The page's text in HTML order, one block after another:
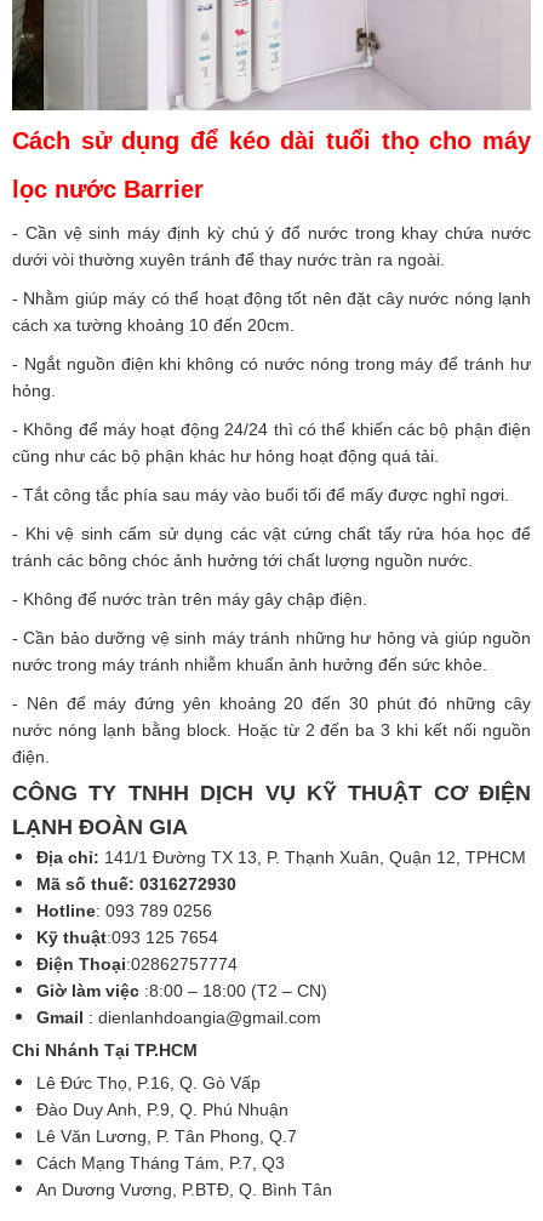
Cách sử dụng để kéo dài tuổi thọ cho máy
lọc nước Barrier
- Cần vệ sinh máy định kỳ chú ý đổ nước trong khay chứa nước
dưới vòi thường xuyên tránh để thay nước tràn ra ngoài.
- Nhằm giúp máy có thể hoạt động tốt nên đặt cây nước nóng lạnh
cách xa tường khoảng 10 đến 20cm.
- Ngắt nguồn điện khi không có nước nóng trong máy để tránh hư
hỏng.
- Không để máy hoạt động 24/24 thì có thể khiến các bộ phận điện
cũng như các bộ phận khác hư hỏng hoạt động quá tải.
- Tắt công tắc phía sau máy vào buổi tối để mấy được nghỉ ngơi.
- Khi vệ sinh cấm sử dụng các vật cứng chất tẩy rửa hóa học để
tránh các bông chóc ảnh hưởng tới chất lượng nguồn nước.
- Không để nước tràn trên máy gây chập điện.
- Cần bảo dưỡng vệ sinh máy tránh những hư hỏng và giúp nguồn
nước trong máy tránh nhiễm khuẩn ảnh hưởng đến sức khỏe.
- Nên để máy đứng yên khoảng 20 đến 30 phút đó những cây
nước nóng lạnh bằng block. Hoặc từ 2 đến ba 3 khi kết nối nguồn
điện.
CÔNG TY TNHH DỊCH VỤ KỸ THUẬT CƠ ĐIỆN
LẠNH ĐOÀN GIA
Địa chỉ: 141/1 Đường TX 13, P. Thạnh Xuân, Quận 12, TPHCM
Mã số thuế: 0316272930
Hotline: 093 789 0256
Kỹ thuật:093 125 7654
Điện Thoại:02862757774
Giờ làm việc :8:00 – 18:00 (T2 – CN)
Gmail : dienlanhdoangia@gmail.com
Chi Nhánh Tại TP.HCM
Lê Đức Thọ, P.16, Q. Gò Vấp
Đào Duy Anh, P.9, Q. Phú Nhuận
Lê Văn Lương, P. Tân Phong, Q.7
Cách Mạng Tháng Tám, P.7, Q3
An Dương Vương, P.BTĐ, Q. Bình Tân